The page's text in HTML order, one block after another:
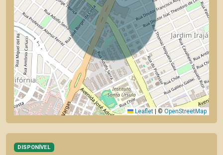
Leaflet ©OpenStreetMap
DISPONÍVEL